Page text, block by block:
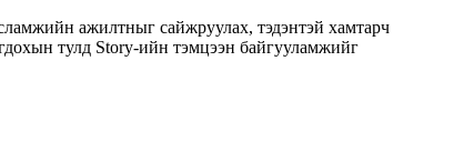
ажилтныг сайжруулах, тэдэнтэй хамтарч
тулд Story-ийн тэмцээн байгууламжийг